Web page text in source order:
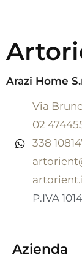
Arazi Home
Via
02
338
P.IVA
Azienda